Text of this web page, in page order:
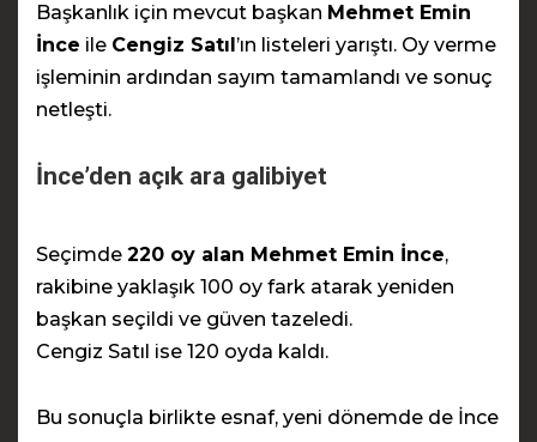
Başkanlık için mevcut başkan Mehmet Emin
İnce ile Cengiz Satıl ’ın listeleri yarıştı. Oy verme
işleminin ardından sayım tamamlandı ve sonuç
netleşti.
İnce’den açık ara galibiyet
Seçimde 220 oy alan Mehmet Emin İnce,
rakibine yaklaşık 100 oy fark atarak yeniden
başkan seçildi ve güven tazeledi.
Cengiz Satıl ise 120 oyda kaldı.
Bu sonuçla birlikte esnaf, yeni dönemde de İnce